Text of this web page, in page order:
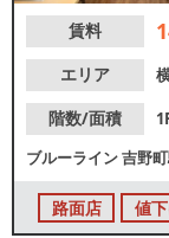
賃料
エリア
階数/面積
ブルーライン吉野
路面店 値